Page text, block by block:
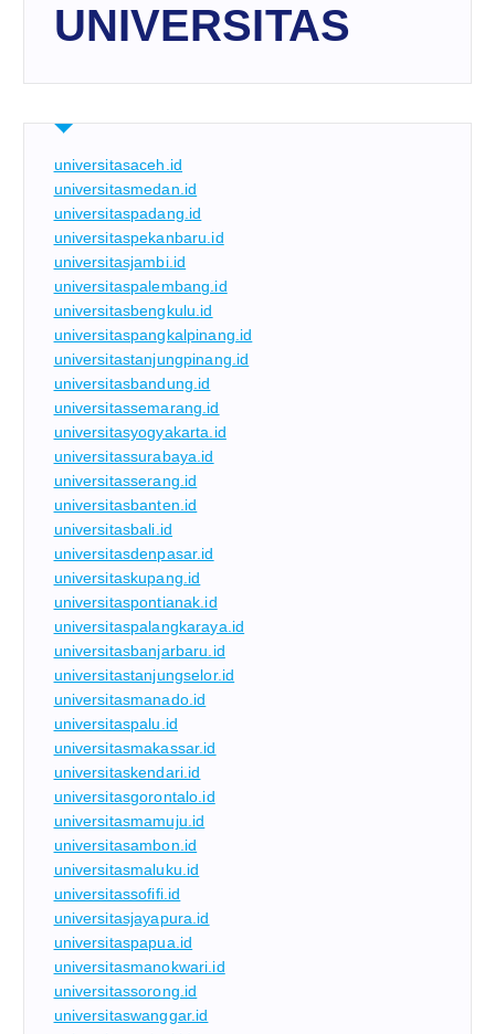
UNIVERSITAS
universitasaceh.id
universitasmedan.id
universitaspadang.id
universitaspekanbaru.id
universitasjambi.id
universitaspalembang.id
universitasbengkulu.id
universitaspangkalpinang.id
universitastanjungpinang.id
universitasbandung.id
universitassemarang.id
universitasyogyakarta.id
universitassurabaya.id
universitasserang.id
universitasbanten.id
universitasbali.id
universitasdenpasar.id
universitaskupang.id
universitaspontianak.id
universitaspalangkaraya.id
universitasbanjarbaru.id
universitastanjungselor.id
universitasmanado.id
universitaspalu.id
universitasmakassar.id
universitaskendari.id
universitasgorontalo.id
universitasmamuju.id
universitasambon.id
universitasmaluku.id
universitassofifi.id
universitasjayapura.id
universitaspapua.id
universitasmanokwari.id
universitassorong.id
universitaswanggar.id